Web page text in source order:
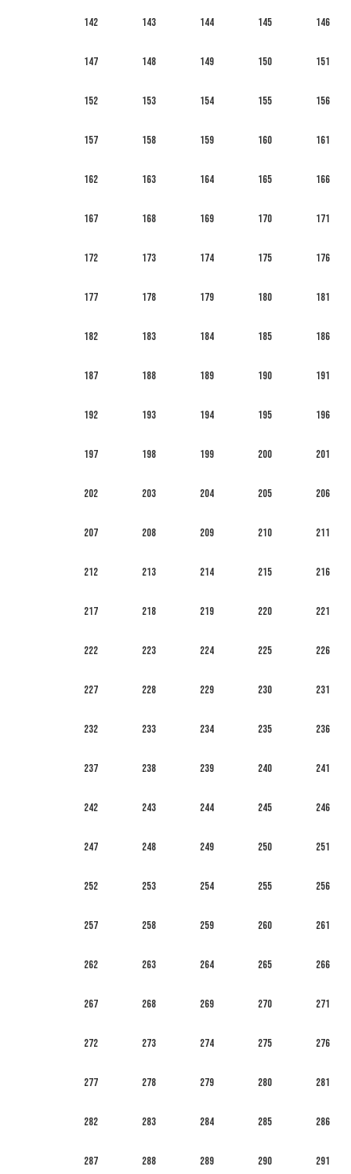
142 143 144 145 146
147 148 149 150 151
152 153 154 155 156
157 158 159 160 161
162 163 164 165 166
167 168 169 170 171
172 173 174 175 176
177 178 179 180 181
182 183 184 185 186
187 188 189 190 191
192 193 194 195 196
197 198 199 200 201
202 203 204 205 206
207 208 209 210 211
212 213 214 215 216
217 218 219 220 221
222 223 224 225 226
227 228 229 230 231
232 233 234 235 236
237 238 239 240 241
242 243 244 245 246
247 248 249 250 251
252 253 254 255 256
257 258 259 260 261
262 263 264 265 266
267 268 269 270 271
272 273 274 275 276
277 278 279 280 281
282 283 284 285 286
287 288 289 290 291